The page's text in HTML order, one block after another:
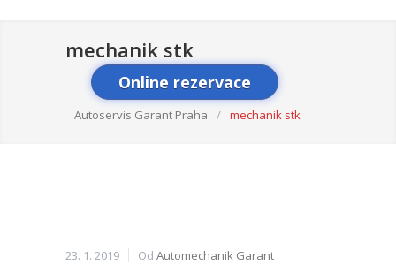
mechanik stk
Online rezervace
Autoservis Garant Praha / mechanik stk
23. 1. 2019 Od Automechanik Garant